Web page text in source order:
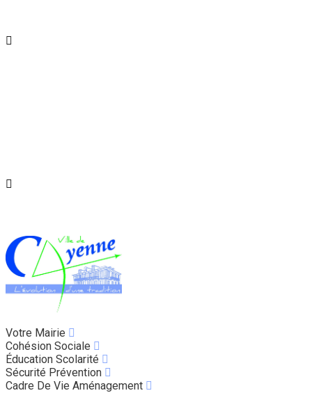
Votre Mairie
Cohésion Sociale
Éducation Scolarité
Sécurité Prévention
Cadre De Vie Aménagement